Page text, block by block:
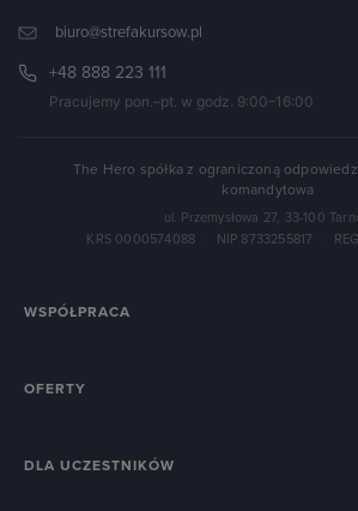
biuro@strefakursow.pl
+48 888 223 111
Pracujemy pon.–pt. w godz. 9:00–16:00
The Hero spółka z ograniczoną
komandytowa
ul. Przemysłowa 27, 33-100
KRS 0000574088
NIP 8733255817
WSPÓŁPRACA
OFERTY
DLA UCZESTNIKÓW